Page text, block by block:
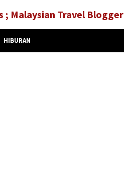
; Malaysian Travel Blogger
HIBURAN